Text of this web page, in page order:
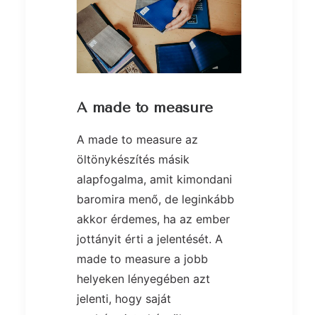
A made to measure
A made to measure az
öltönykészítés másik
alapfogalma, amit kimondani
baromira menő, de leginkább
akkor érdemes, ha az ember
jottányit érti a jelentését. A
made to measure a jobb
helyeken lényegében azt
jelenti, hogy saját